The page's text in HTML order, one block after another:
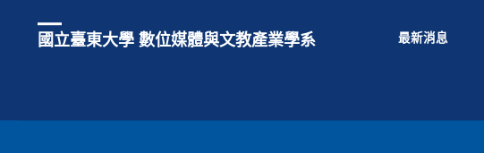
國立臺東大學 數位媒體與文教產業學系 最新消息